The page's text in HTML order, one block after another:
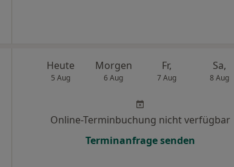
Heute
5 Aug
Morgen
6 Aug
Fr,
7 Aug
Sa,
8 Aug
Online-Terminbuchung nicht verfügbar
Terminanfrage senden